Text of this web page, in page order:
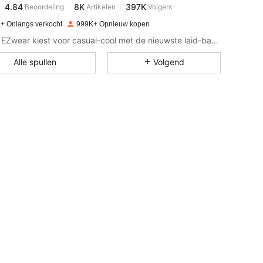
126 cm / 49.6 in, Kleur: Beige, Maat: 3XL
c***sbetaalde1 dag geleden
4.84
Onlangs verkocht 999K+ Opnieuw kopen
SHEIN EZwear kiest voor casual-cool met de nieuwste laid-back kleding.
Alle spullen Volgend